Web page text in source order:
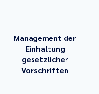
Management der
Einhaltung
gesetzlicher
Vorschriften